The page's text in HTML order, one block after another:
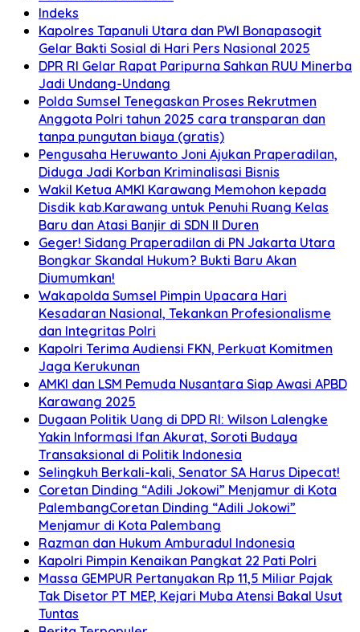
Indeks
Kapolres Tapanuli Utara dan PWI Bonapasogit
Gelar Bakti Sosial di Hari Pers Nasional 2025
DPR RI Gelar Rapat Paripurna Sahkan RUU Minerba
Jadi Undang-Undang
Polda Sumsel Tenegaskan Proses Rekrutmen
Anggota Polri tahun 2025 cara transparan dan
tanpa pungutan biaya (gratis)
Pengusaha Heruwanto Joni Ajukan Praperadilan,
Diduga Jadi Korban Kriminalisasi Bisnis
Wakil Ketua AMKI Karawang Memohon kepada
Disdik kab.Karawang untuk Penuhi Ruang Kelas
Baru dan Atasi Banjir di SDN II Duren
Geger! Sidang Praperadilan di PN Jakarta Utara
Bongkar Skandal Hukum? Bukti Baru Akan
Diumumkan!
Wakapolda Sumsel Pimpin Upacara Hari
Kesadaran Nasional, Tekankan Profesionalisme
dan Integritas Polri
Kapolri Terima Audiensi FKN, Perkuat Komitmen
Jaga Kerukunan
AMKI dan LSM Pemuda Nusantara Siap Awasi APBD
Karawang 2025
Dugaan Politik Uang di DPD RI: Wilson Lalengke
Yakin Informasi Ifan Akurat, Soroti Budaya
Transaksional di Politik Indonesia
Selingkuh Berkali-kali, Senator SA Harus Dipecat!
Coretan Dinding “Adili Jokowi” Menjamur di Kota
PalembangCoretan Dinding “Adili Jokowi”
Menjamur di Kota Palembang
Razman dan Hukum Amburadul Indonesia
Kapolri Pimpin Kenaikan Pangkat 22 Pati Polri
Massa GEMPUR Pertanyakan Rp 11,5 Miliar Pajak
Tak Disetor PT MEP, Kejari Muba Atensi Bakal Usut
Tuntas